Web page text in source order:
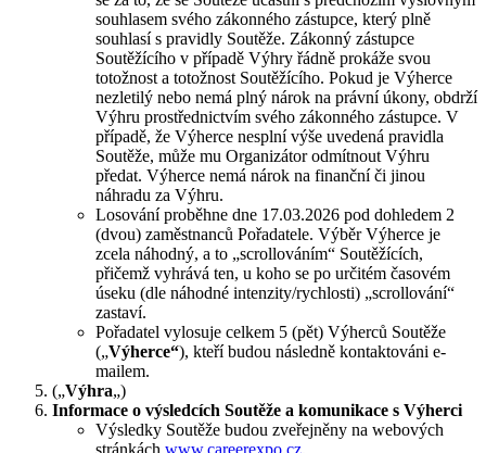
souhlasem svého zákonného zástupce, který plně
souhlasí s pravidly Soutěže. Zákonný zástupce
Soutěžícího v případě Výhry řádně prokáže svou
totožnost a totožnost Soutěžícího. Pokud je Výherce
nezletilý nebo nemá plný nárok na právní úkony, obdrží
Výhru prostřednictvím svého zákonného zástupce. V
případě, že Výherce nesplní výše uvedená pravidla
Soutěže, může mu Organizátor odmítnout Výhru
předat. Výherce nemá nárok na finanční či jinou
náhradu za Výhru.
Losování proběhne dne 17.03.2026 pod dohledem 2
(dvou) zaměstnanců Pořadatele. Výběr Výherce je
zcela náhodný, a to „scrollováním“ Soutěžících,
přičemž vyhrává ten, u koho se po určitém časovém
úseku (dle náhodné intenzity/rychlosti) „scrollování“
zastaví.
Pořadatel vylosuje celkem 5 (pět) Výherců Soutěže
(„Výherce“), kteří budou následně kontaktováni e-
mailem.
(„Výhra„)
Informace o výsledcích Soutěže a komunikace s Výherci
Výsledky Soutěže budou zveřejněny na webových
stránkách www.careerexpo.cz.